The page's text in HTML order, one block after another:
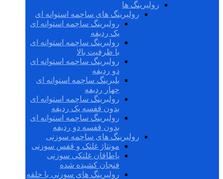
رولبرینگ ها
رولبرینگ های ساچمه استوانه ای
رولبرینگ ساچمه استوانه ای
یک ردیفه
رولبرینگ ساچمه استوانه ای
با ظرفیت بالا
رولبرینگ ساچمه استوانه ای
دو ردیفه
بلبرینگ ساچمه استوانه ای
چهار ردیفه
رولبرینگ ساچمه استوانه ای
بدون قفسه یک ردیفه
رولبرینگ ساچمه استوانه ای
بدون قفسه دو ردیفه
رولبرینگ های ساچمه سوزنی
مونتاژ غلتک و قفس سوزنی
یاطاقان غلتکی سوزنی
فنجان کشیده شده
رولبرینگ های سوزنی با حلقه